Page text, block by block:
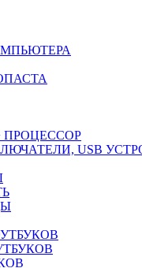
ПРОЦЕССОР
USB